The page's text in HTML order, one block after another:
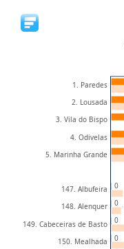
1. Paredes
2. Lousada
3. Vila do Bispo
4. Odivelas
5. Marinha Grande
147. Albufeira
148. Alenquer
149. Cabeceiras de Basto
150. Mealhada
0
0
0
0